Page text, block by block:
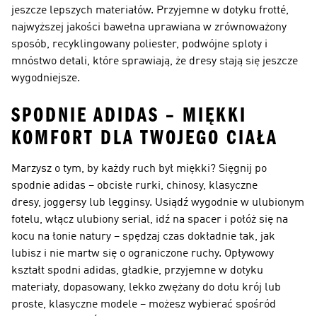
jeszcze lepszych materiałów. Przyjemne w dotyku frotté,
najwyższej jakości bawełna uprawiana w zrównoważony
sposób, recyklingowany poliester, podwójne sploty i
mnóstwo detali, które sprawiają, że dresy stają się jeszcze
wygodniejsze.
SPODNIE ADIDAS – MIĘKKI
KOMFORT DLA TWOJEGO CIAŁA
Marzysz o tym, by każdy ruch był miękki? Sięgnij po
spodnie adidas – obcisłe rurki, chinosy, klasyczne
dresy, joggersy lub legginsy. Usiądź wygodnie w ulubionym
fotelu, włącz ulubiony serial, idź na spacer i połóż się na
kocu na łonie natury – spędzaj czas dokładnie tak, jak
lubisz i nie martw się o ograniczone ruchy. Opływowy
kształt spodni adidas, gładkie, przyjemne w dotyku
materiały, dopasowany, lekko zwężany do dołu krój lub
proste, klasyczne modele – możesz wybierać spośród